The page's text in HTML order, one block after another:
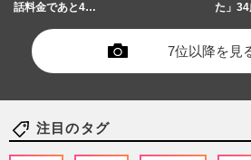
話料金であと4…
た」
7位以降を見
注目のタグ